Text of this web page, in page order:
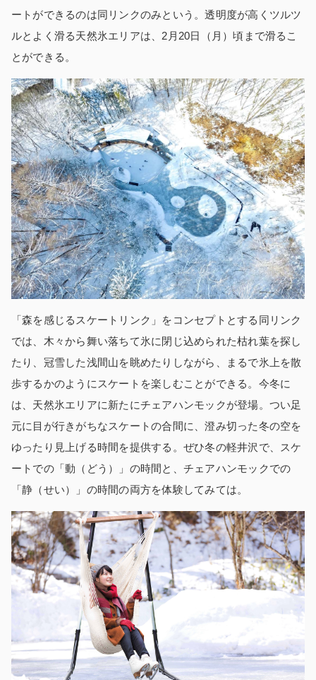
ートができるのは同リンクのみという。透明度が高くツルツ
ルとよく滑る天然氷エリアは、2月20日（月）頃まで滑るこ
とができる。
「森を感じるスケートリンク」をコンセプトとする同リンク
では、木々から舞い落ちて氷に閉じ込められた枯れ葉を探し
たり、冠雪した浅間山を眺めたりしながら、まるで氷上を散
歩するかのようにスケートを楽しむことができる。今冬に
は、天然氷エリアに新たにチェアハンモックが登場。つい足
元に目が行きがちなスケートの合間に、澄み切った冬の空を
ゆったり見上げる時間を提供する。ぜひ冬の軽井沢で、スケ
ートでの「動（どう）」の時間と、チェアハンモックでの
「静（せい）」の時間の両方を体験してみては。